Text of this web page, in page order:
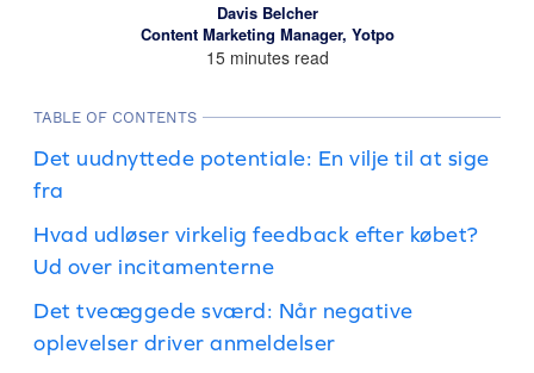
Davis Belcher
Content Marketing Manager, Yotpo
15 minutes read
TABLE OF CONTENTS
Det uudnyttede potentiale: En vilje til at sige
fra
Hvad udløser virkelig feedback efter købet?
Ud over incitamenterne
Det tveæggede sværd: Når negative
oplevelser driver anmeldelser